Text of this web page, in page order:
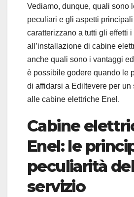
Vediamo, dunque, quali sono
peculiari e gli aspetti
caratterizzano a tutti gli effetti
all’installazione di cabine
anche quali sono i vantaggi
è possibile godere quando le
di affidarsi a Ediltevere per un
alle cabine elettriche Enel.
Cabine
Enel: le
peculiarità del
servizio